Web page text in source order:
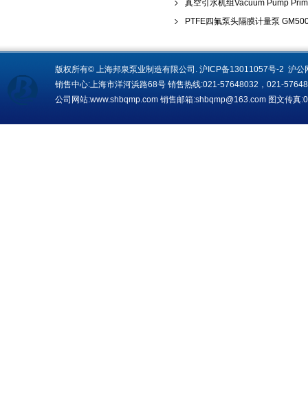
真空引水机组Vacuum Pump
PTFE四氟泵头隔膜计量泵
版权所有© 上海邦泉泵业制造有限公司. 沪ICP备13011057号-2 沪公
销售中心:上海市洋河浜路68号 销售热线:021-57648032，021-
公司网站:www.shbqmp.com 销售邮箱:shbqmp@163.com 图文传真